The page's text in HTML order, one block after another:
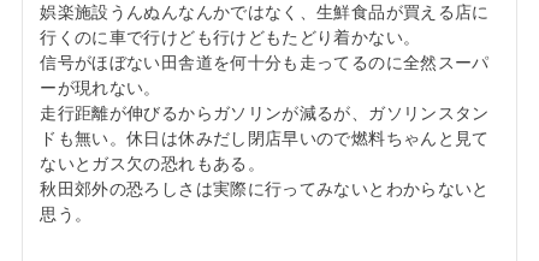
娯楽施設うんぬんなんかではなく、生鮮食品が買える店に
行くのに車で行けども行けどもたどり着かない。
信号がほぼない田舎道を何十分も走ってるのに全然スーパ
ーが現れない。
走行距離が伸びるからガソリンが減るが、ガソリンスタン
ドも無い。休日は休みだし閉店早いので燃料ちゃんと見て
ないとガス欠の恐れもある。
秋田郊外の恐ろしさは実際に行ってみないとわからないと
思う。